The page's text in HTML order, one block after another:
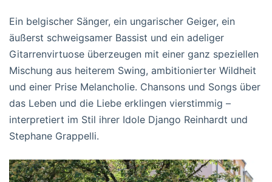
Ein belgischer Sänger, ein ungarischer Geiger, ein
äußerst schweigsamer Bassist und ein adeliger
Gitarrenvirtuose überzeugen mit einer ganz speziellen
Mischung aus heiterem Swing, ambitionierter Wildheit
und einer Prise Melancholie. Chansons und Songs über
das Leben und die Liebe erklingen vierstimmig –
interpretiert im Stil ihrer Idole Django Reinhardt und
Stephane Grappelli.